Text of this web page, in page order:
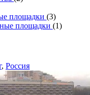
площадки (3)
площадки (1)
, Россия